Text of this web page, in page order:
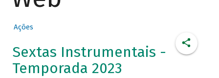
Ações
Sextas Instrumentais -
Temporada 2023